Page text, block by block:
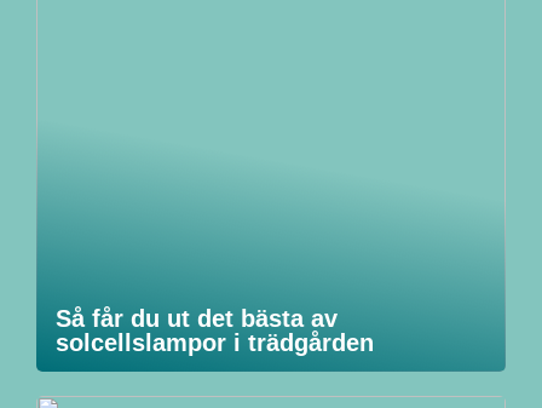
Så får du ut det bästa av
solcellslampor i trädgården